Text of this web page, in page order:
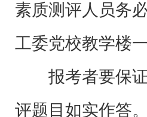
素质测评人员务
工委党校教学楼
报考者要保证
评题目如实作答